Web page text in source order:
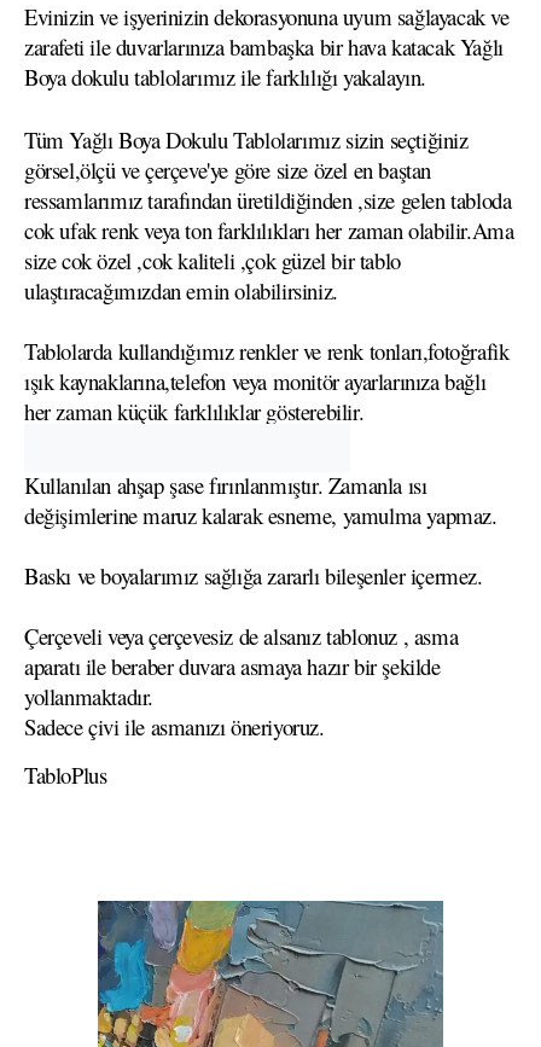
Evinizin ve işyerinizin dekorasyonuna uyum sağlayacak ve
zarafeti ile duvarlarınıza bambaşka bir hava katacak Yağlı
Boya dokulu tablolarımız ile farklılığı yakalayın.
Tüm Yağlı Boya Dokulu Tablolarımız sizin seçtiğiniz
görsel,ölçü ve çerçeve'ye göre size özel en baştan
ressamlarımız tarafından üretildiğinden ,size gelen tabloda
cok ufak renk veya ton farklılıkları her zaman olabilir.Ama
size cok özel ,cok kaliteli ,çok güzel bir tablo
ulaştıracağımızdan emin olabilirsiniz.
Tablolarda kullandığımız renkler ve renk tonları,fotoğrafik
ışık kaynaklarına,telefon veya monitör ayarlarınıza bağlı
her zaman küçük farklılıklar gösterebilir.
Kullanılan ahşap şase fırınlanmıştır. Zamanla ısı
değişimlerine maruz kalarak esneme, yamulma yapmaz.
Baskı ve boyalarımız sağlığa zararlı bileşenler içermez.
Çerçeveli veya çerçevesiz de alsanız tablonuz , asma
aparatı ile beraber duvara asmaya hazır bir şekilde
yollanmaktadır.
Sadece çivi ile asmanızı öneriyoruz.
TabloPlus